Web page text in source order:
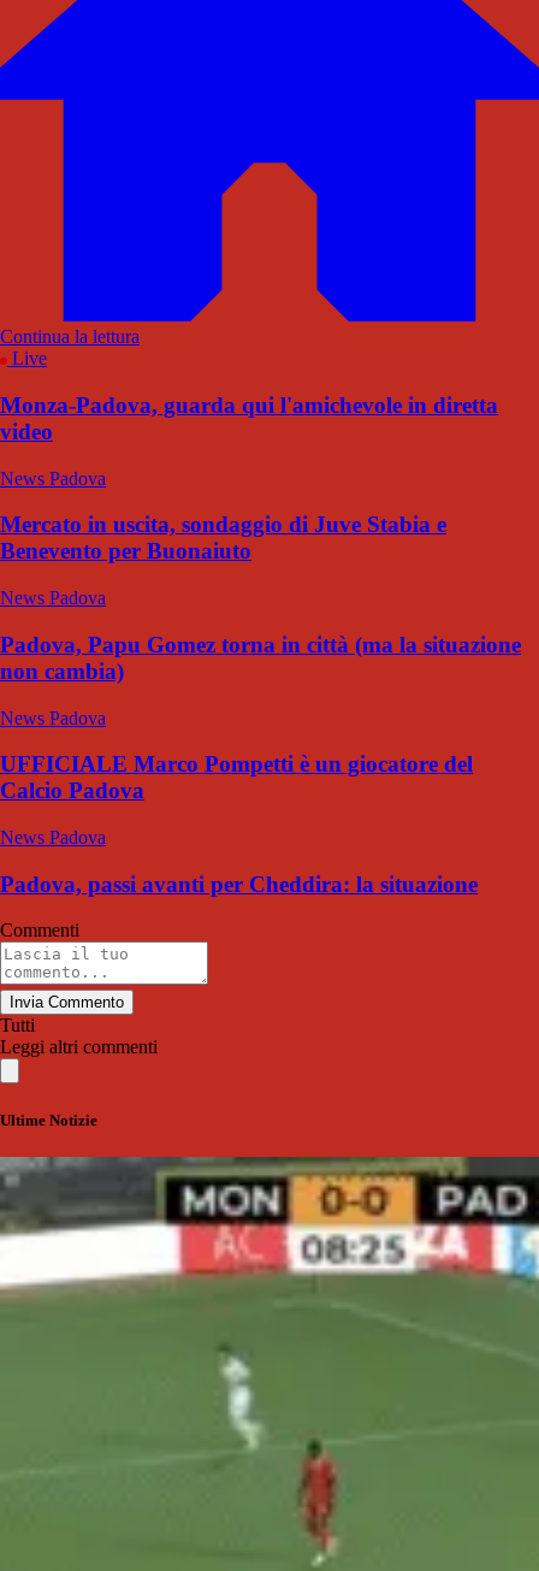
Continua la lettura
Live
Monza-Padova, guarda qui l'amichevole in diretta
video
News Padova
Mercato in uscita, sondaggio di Juve Stabia e
Benevento per Buonaiuto
News Padova
Padova, Papu Gomez torna in città (ma la situazione
non cambia)
News Padova
UFFICIALE Marco Pompetti è un giocatore del
Calcio Padova
News Padova
Padova, passi avanti per Cheddira: la situazione
Commenti
Invia Commento
Tutti
Leggi altri commenti
Ultime Notizie